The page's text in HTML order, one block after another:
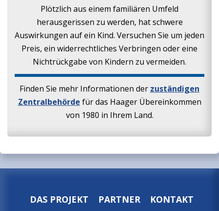
Plötzlich aus einem familiären Umfeld
herausgerissen zu werden, hat schwere
Auswirkungen auf ein Kind. Versuchen Sie um jeden
Preis, ein widerrechtliches Verbringen oder eine
Nichtrückgabe von Kindern zu vermeiden.
Finden Sie mehr Informationen der zuständigen
Zentralbehörde für das Haager Übereinkommen
von 1980 in Ihrem Land.
DAS PROJEKT PARTNER KONTAKT